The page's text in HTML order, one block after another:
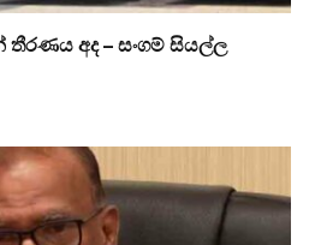
අද – සංගම් සියල්ල